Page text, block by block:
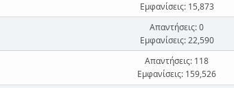
Εμφανίσεις: 15,873
Απαντήσεις: 0
Εμφανίσεις: 22,590
Απαντήσεις: 118
Εμφανίσεις: 159,526